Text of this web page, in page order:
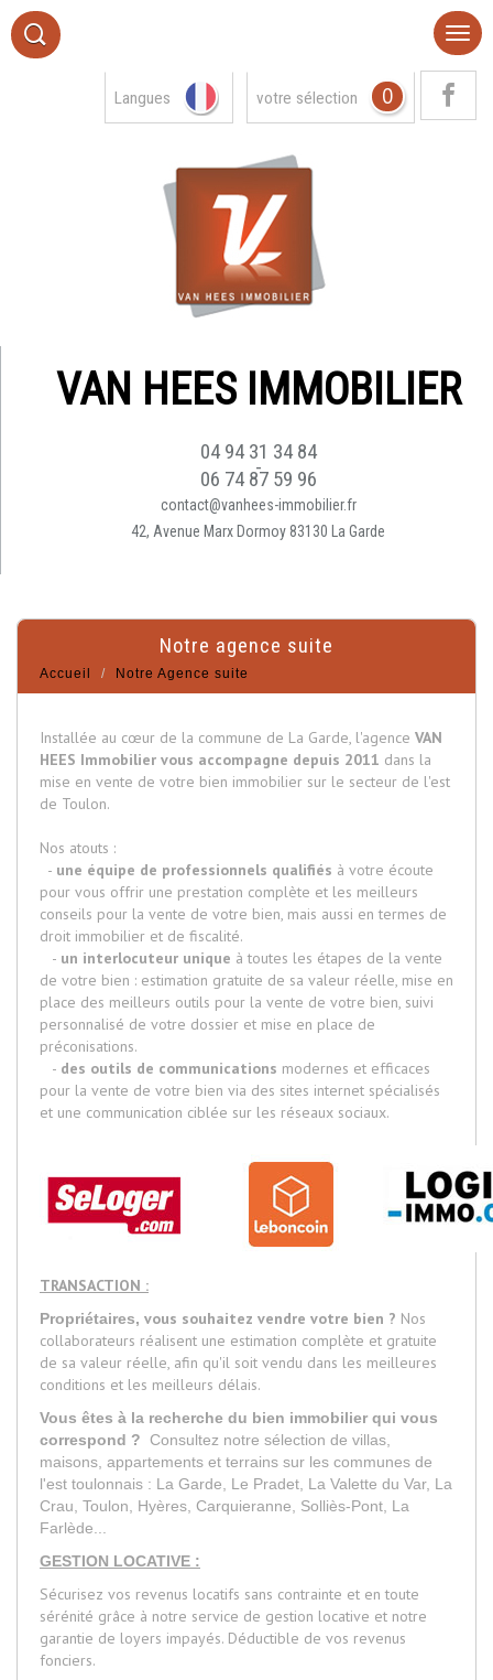
Langues votre sélection 0
VAN HEES IMMOBILIER
04 94 31 34 84
-
06 74 87 59 96
contact@vanhees-immobilier.fr
42, Avenue Marx Dormoy 83130 La Garde
notre agence suite
Accueil Notre Agence suite
Installée au cœur de la commune de La Garde, l'agence VAN
HEES Immobilier vous accompagne depuis 2011 dans la
mise en vente de votre bien immobilier sur le secteur de l'est
de Toulon.
Nos atouts :
- une équipe de professionnels qualifiés à votre écoute
pour vous offrir une prestation complète et les meilleurs
conseils pour la vente de votre bien, mais aussi en termes de
droit immobilier et de fiscalité.
- un interlocuteur unique à toutes les étapes de la vente
de votre bien : estimation gratuite de sa valeur réelle, mise en
place des meilleurs outils pour la vente de votre bien, suivi
personnalisé de votre dossier et mise en place de
préconisations.
- des outils de communications modernes et efficaces
pour la vente de votre bien via des sites internet spécialisés
et une communication ciblée sur les réseaux sociaux.
TRANSACTION :
Propriétaires, vous souhaitez vendre votre bien ? Nos
collaborateurs réalisent une estimation complète et gratuite
de sa valeur réelle, afin qu'il soit vendu dans les meilleures
conditions et les meilleurs délais.
Vous êtes à la recherche du bien immobilier qui vous
correspond ? Consultez notre sélection de villas,
maisons, appartements et terrains sur les communes de
l'est toulonnais : La Garde, Le Pradet, La Valette du Var, La
Crau, Toulon, Hyères, Carquieranne, Solliès-Pont, La
Farlède...
GESTION LOCATIVE :
Sécurisez vos revenus locatifs sans contrainte et en toute
sérénité grâce à notre service de gestion locative et notre
garantie de loyers impayés. Déductible de vos revenus
fonciers.